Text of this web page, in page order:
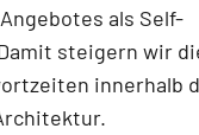
als Self-
steigern wir
innerhalb